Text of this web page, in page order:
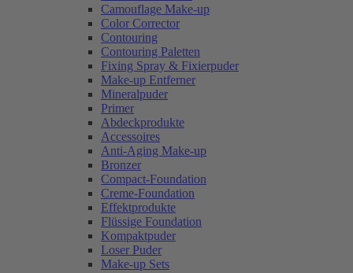
Camouflage Make-up
Color Corrector
Contouring
Contouring Paletten
Fixing Spray & Fixierpuder
Make-up Entferner
Mineralpuder
Primer
Abdeckprodukte
Accessoires
Anti-Aging Make-up
Bronzer
Compact-Foundation
Creme-Foundation
Effektprodukte
Flüssige Foundation
Kompaktpuder
Loser Puder
Make-up Sets